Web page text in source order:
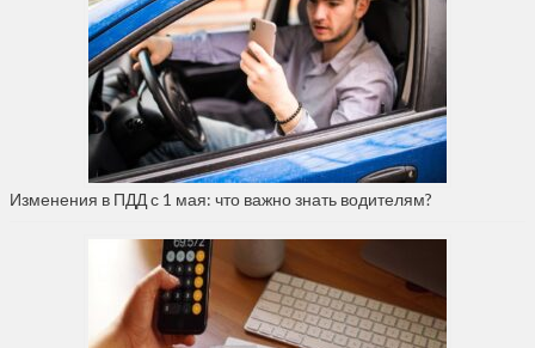
Изменения в ПДД с 1 мая: что важно знать водителям?